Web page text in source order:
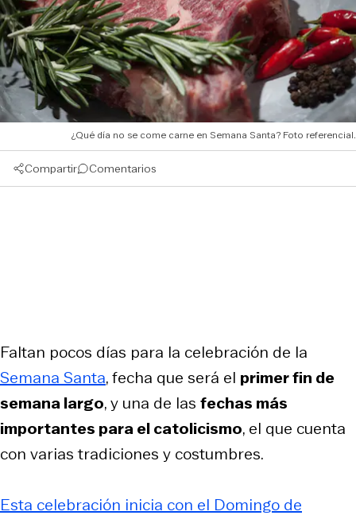
¿Qué día no se come carne en Semana Santa? Foto referencial.
Compartir Comentarios
Faltan pocos días para la celebración de la
Semana Santa, fecha que será el primer fin de
semana largo, y una de las fechas más
importantes para el catolicismo, el que cuenta
con varias tradiciones y costumbres.
Esta celebración inicia con el Domingo de